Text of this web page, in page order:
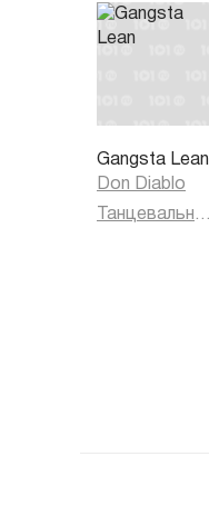
Gangsta Lean
Don Diablo